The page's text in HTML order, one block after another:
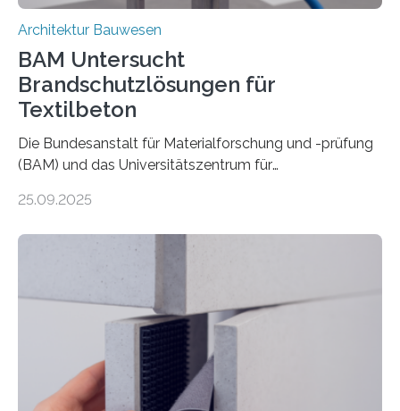
Architektur Bauwesen
BAM Untersucht
Brandschutzlösungen für
Textilbeton
Die Bundesanstalt für Materialforschung und -prüfung
(BAM) und das Universitätszentrum für
untersuchen in einem gemeinsamen Forschungsprojekt
Ziel ist es, die Einsatzmöglichkeiten dieses innovativen
Textilbeton ist ein moderner Verbundwerkstoff, der aus
einer feinkörnigen Betonmatrix und einer textilen
Bewehrung besteht – meist aus Carbon-, Glas- oder
Basaltfasern. Anders als herkömmlicher Stahlbeton, bei
dem Stahlstäbe zur…
25.09.2025